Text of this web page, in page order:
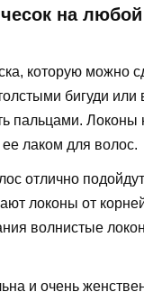
на любой
которую можно
бигуди
пальцами. Локоны
ее лаком для волос.
отлично
локоны от
волнистые
и очень